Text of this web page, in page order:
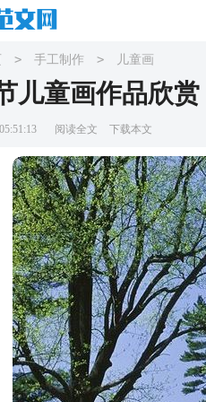
> 手工制作 > 儿童画
儿童画作品欣赏
阅读全文 下载本文